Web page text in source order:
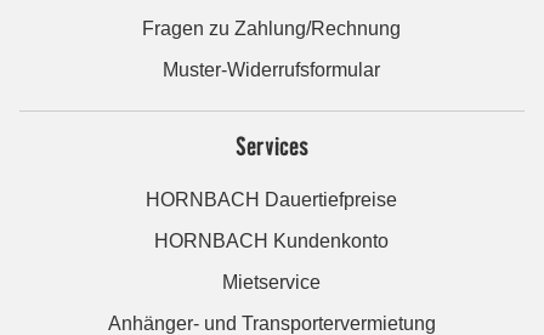
Fragen zu Zahlung/Rechnung
Muster-Widerrufsformular
Services
HORNBACH Dauertiefpreise
HORNBACH Kundenkonto
Mietservice
Anhänger- und Transportervermietung